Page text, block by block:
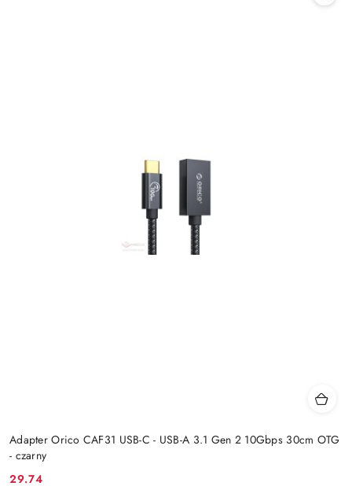
Adapter Orico CAF31 USB-C - USB-A 3.1 Gen 2 10Gbps 30cm OTG
- czarny
Cena:
29.74